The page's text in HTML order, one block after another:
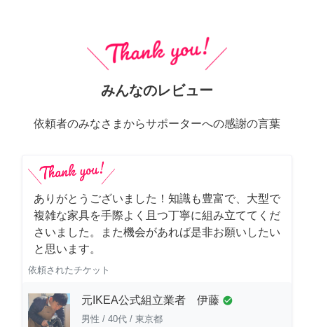
みんなのレビュー
依頼者のみなさまからサポーターへの感謝の言葉
ありがとうございました！知識も豊富で、大型で
複雑な家具を手際よく且つ丁寧に組み立ててくだ
さいました。また機会があれば是非お願いしたい
と思います。
依頼されたチケット
元IKEA公式組立業者 伊藤 check_circle
男性 / 40代 / 東京都